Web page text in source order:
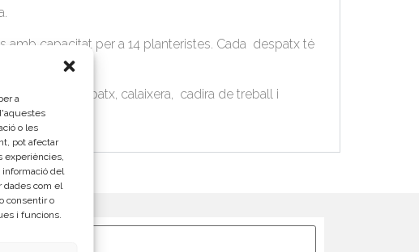
a
o les
pot afectar
experiències,
del
dades com el
consentir o
i funcions.
amb capacitat per a 14 planteristes. Cada despatx té
taula de despatx, calaixera, cadira de treball i